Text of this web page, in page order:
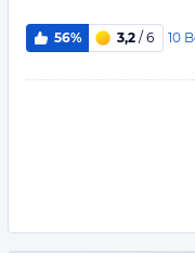
56% 3,2 / 6 10